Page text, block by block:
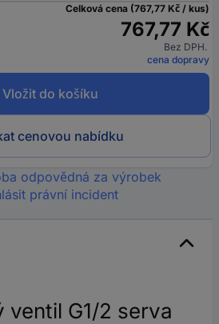
Celková cena (767,77 Kč / kus)
767,77 Kč
Bez DPH.
cena dopravy
Vložit do košíku
cenovou nabídku
odpovědná za výrobek
právní incident
ventil G1/2 serva